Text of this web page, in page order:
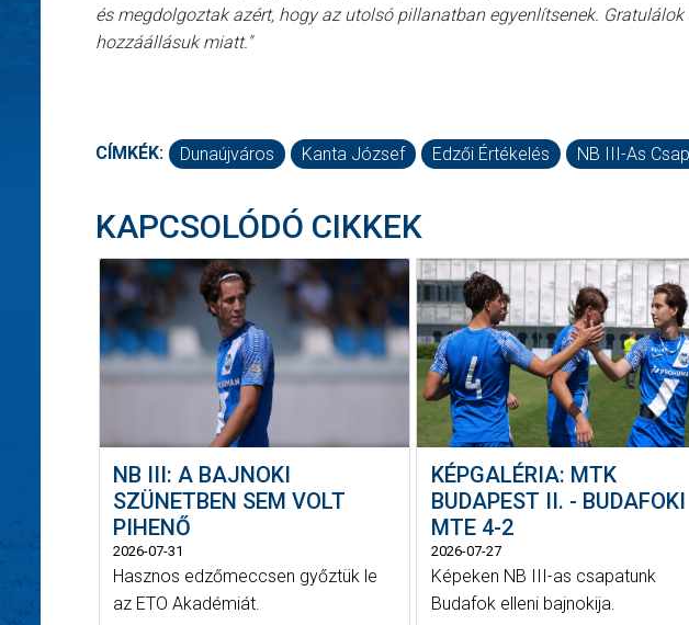
és megdolgoztak azért, hogy az utolsó pillanatban egyenlítsenek.
hozzáállásuk miatt."
CÍMKÉK: Dunaújváros Kanta József Edzői Értékelés NB III-As
KAPCSOLÓDÓ CIKKEK
NB III: A BAJNOKI
SZÜNETBEN SEM VOLT
PIHENŐ
2026-07-31
Hasznos edzőmeccsen győztük le
az ETO Akadémiát.
KÉPGALÉRIA: MTK
BUDAPEST II. - BUDAFOKI
MTE 4-2
2026-07-27
Képeken NB III-as csapatunk
Budafok elleni bajnokija.